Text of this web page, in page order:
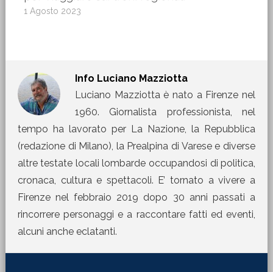
1 Agosto 2023
Info Luciano Mazziotta
Luciano Mazziotta è nato a Firenze nel
1960. Giornalista professionista, nel
tempo ha lavorato per La Nazione, la Repubblica
(redazione di Milano), la Prealpina di Varese e diverse
altre testate locali lombarde occupandosi di politica,
cronaca, cultura e spettacoli. E’ tornato a vivere a
Firenze nel febbraio 2019 dopo 30 anni passati a
rincorrere personaggi e a raccontare fatti ed eventi,
alcuni anche eclatanti.